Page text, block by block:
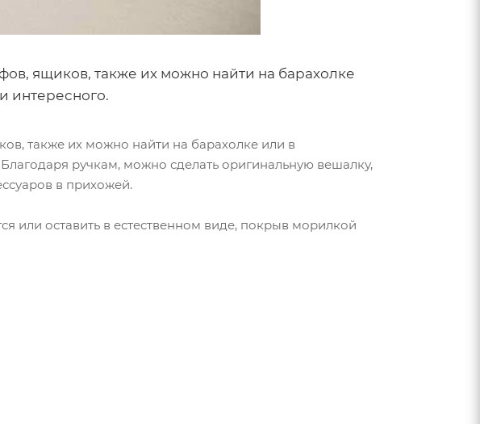
ящиков, также их можно найти на барахолке
интересного.
также их можно найти на барахолке или в
ручкам, можно сделать оригинальную вешалку,
в прихожей.
или оставить в естественном виде, покрыв морилкой